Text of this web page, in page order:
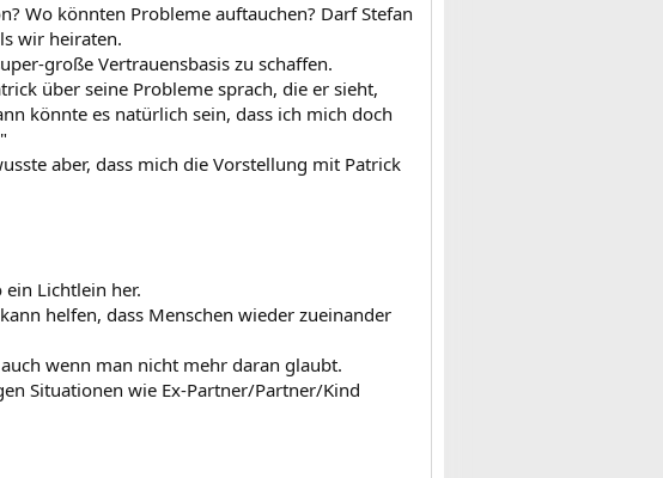
Wo könnten Probleme auftauchen? Darf Stefan
wir heiraten.
große Vertrauensbasis zu schaffen.
über seine Probleme sprach, die er sieht,
könnte es natürlich sein, dass ich mich doch
aber, dass mich die Vorstellung mit Patrick
Lichtlein her.
helfen, dass Menschen wieder zueinander
wenn man nicht mehr daran glaubt.
Situationen wie Ex-Partner/Partner/Kind